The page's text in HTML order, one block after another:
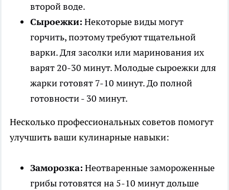
второй воде.
Сыроежки: Некоторые виды могут
горчить, поэтому требуют тщательной
варки. Для засолки или маринования их
варят 20-30 минут. Молодые сыроежки для
жарки готовят 7-10 минут. До полной
готовности - 30 минут.
Несколько профессиональных советов помогут
улучшить ваши кулинарные навыки:
Заморозка: Неотваренные замороженные
грибы готовятся на 5-10 минут дольше